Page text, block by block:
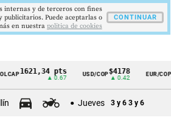
1621,34 pts
▲ 0.67
USD/COP$4178
▲ 0.42
EUR/COP
Jueves 3 y 6 3 y 6
internas y de terceros con fines
publicitarios. Puede aceptarlas o
en nuestra politica de cookies
CONTINUAR